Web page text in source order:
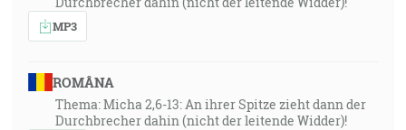
MP3
ROMÂNA
Thema: Micha 2,6-13: An ihrer Spitze zieht dann der
Durchbrecher dahin (nicht der leitende Widder)!